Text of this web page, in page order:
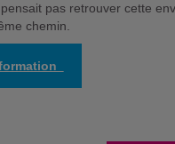
pas retrouver cette
chemin.